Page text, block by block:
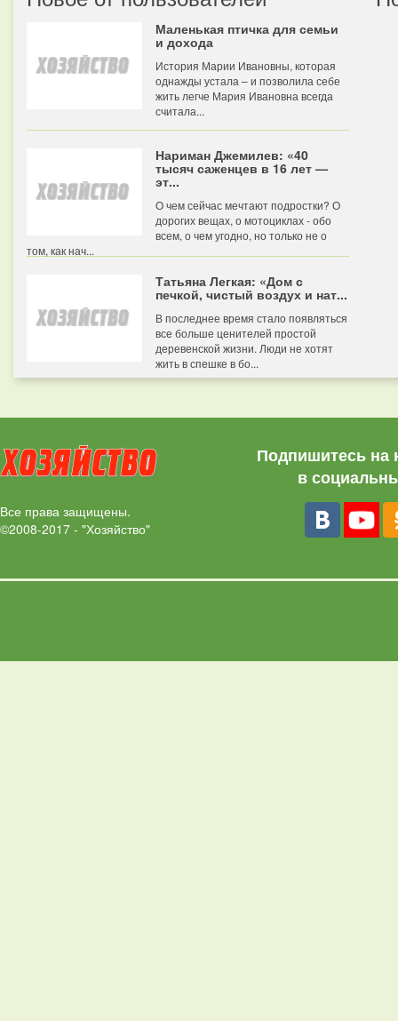
Маленькая птичка для семьи
и дохода
История Марии Ивановны, которая
однажды устала – и позволила себе
жить легче Мария Ивановна всегда
считала...
Нариман Джемилев: «40
тысяч саженцев в 16 лет —
эт...
О чем сейчас мечтают подростки? О
дорогих вещах, о мотоциклах - обо
всем, о чем угодно, но только не о
том, как нач...
Татьяна Легкая: «Дом с
печкой, чистый воздух и нат...
В последнее время стало появляться
все больше ценителей простой
деревенской жизни. Люди не хотят
жить в спешке в бо...
Все права защищены.
©2008-2017 - "Хозяйство"
Подпишитесь на
в